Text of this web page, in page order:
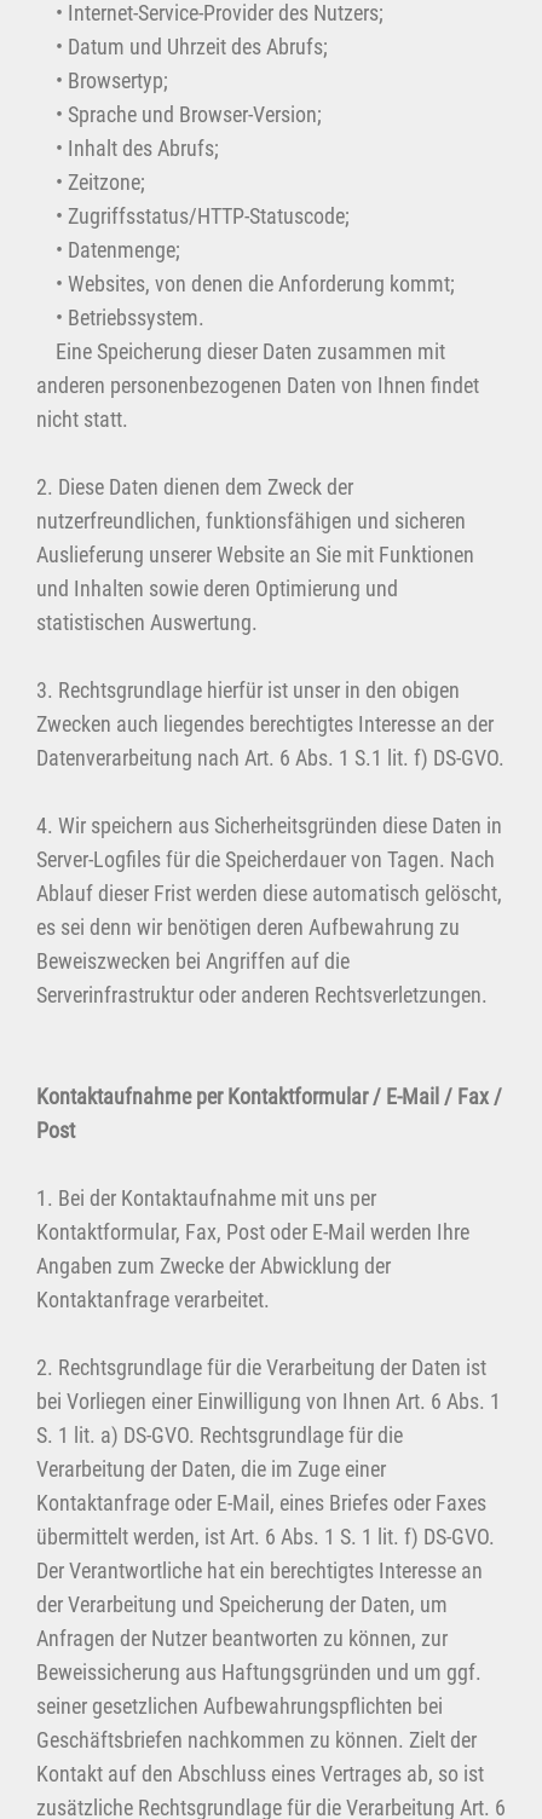
• Internet-Service-Provider des Nutzers;
• Datum und Uhrzeit des Abrufs;
• Browsertyp;
• Sprache und Browser-Version;
• Inhalt des Abrufs;
• Zeitzone;
• Zugriffsstatus/HTTP-Statuscode;
• Datenmenge;
• Websites, von denen die Anforderung kommt;
• Betriebssystem.
Eine Speicherung dieser Daten zusammen mit
anderen personenbezogenen Daten von Ihnen findet
nicht statt.
2. Diese Daten dienen dem Zweck der
nutzerfreundlichen, funktionsfähigen und sicheren
Auslieferung unserer Website an Sie mit Funktionen
und Inhalten sowie deren Optimierung und
statistischen Auswertung.
3. Rechtsgrundlage hierfür ist unser in den obigen
Zwecken auch liegendes berechtigtes Interesse an der
Datenverarbeitung nach Art. 6 Abs. 1 S.1 lit. f) DS-GVO.
4. Wir speichern aus Sicherheitsgründen diese Daten in
Server-Logfiles für die Speicherdauer von Tagen. Nach
Ablauf dieser Frist werden diese automatisch gelöscht,
es sei denn wir benötigen deren Aufbewahrung zu
Beweiszwecken bei Angriffen auf die
Serverinfrastruktur oder anderen Rechtsverletzungen.
Kontaktaufnahme per Kontaktformular / E-Mail / Fax /
Post
1. Bei der Kontaktaufnahme mit uns per
Kontaktformular, Fax, Post oder E-Mail werden Ihre
Angaben zum Zwecke der Abwicklung der
Kontaktanfrage verarbeitet.
2. Rechtsgrundlage für die Verarbeitung der Daten ist
bei Vorliegen einer Einwilligung von Ihnen Art. 6 Abs. 1
S. 1 lit. a) DS-GVO. Rechtsgrundlage für die
Verarbeitung der Daten, die im Zuge einer
Kontaktanfrage oder E-Mail, eines Briefes oder Faxes
übermittelt werden, ist Art. 6 Abs. 1 S. 1 lit. f) DS-GVO.
Der Verantwortliche hat ein berechtigtes Interesse an
der Verarbeitung und Speicherung der Daten, um
Anfragen der Nutzer beantworten zu können, zur
Beweissicherung aus Haftungsgründen und um ggf.
seiner gesetzlichen Aufbewahrungspflichten bei
Geschäftsbriefen nachkommen zu können. Zielt der
Kontakt auf den Abschluss eines Vertrages ab, so ist
zusätzliche Rechtsgrundlage für die Verarbeitung Art. 6